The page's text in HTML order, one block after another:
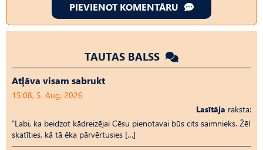
PIEVIENOT KOMENTĀRU
TAUTAS BALSS
Atļāva visam sabrukt
15:08, 5. Aug, 2026
Lasītāja raksta:
“Labi, ka beidzot kādreizējai Cēsu pienotavai būs cits saimnieks. Žēl
skatīties, kā tā ēka pārvērtusies […]